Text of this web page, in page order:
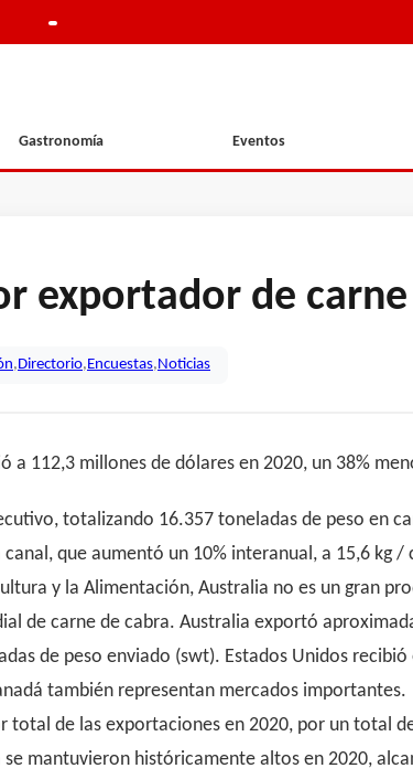
Gastronomía Eventos
exportador de carne
,Directorio,Encuestas,Noticias
112,3 millones de dólares en 2020, un 38%
totalizando 16.357 toneladas de peso en
que aumentó un 10% interanual, a 15,6 kg /
y la Alimentación, Australia no es un gran
de carne de cabra. Australia exportó
de peso enviado (swt). Estados Unidos
también representan mercados importantes.
de las exportaciones en 2020, por un total
mantuvieron históricamente altos en 2020,